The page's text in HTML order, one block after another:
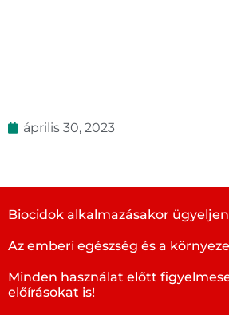
április 30, 2023
Biocidok alkalmazásakor
Az emberi egészség és a
Minden használat előtt
előírásokat is!